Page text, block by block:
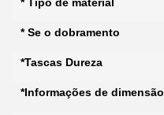
* Se o dobramento
*Tascas Dureza
*Informações de dimensão